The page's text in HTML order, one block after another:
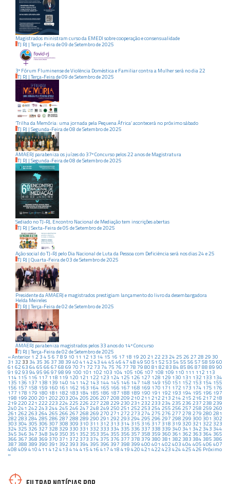
Magistrados ministram curso da EMEDI sobre cooperação e consensualidade
TJ RJ | Terça-Feirade09 deSetembrode2025
3º Fórum Fluminense de Violência Doméstica e Familiar contra a Mulher será no dia 22
TJ RJ | Terça-Feirade09 deSetembrode2025
‘Trilha da Memória: uma jornada pela Pequena África’ acontecerá no próximo sábado
TJ RJ | Segunda-Feirade08 deSetembrode2025
AMAERJ parabeniza os juízes do 37º Concurso pelos 22 anos de Magistratura
TJ RJ | Segunda-Feirade08 deSetembrode2025
Sediado no TJ-RJ, Encontro Nacional de Mediação tem inscrições abertas
TJ RJ | Sexta-Feirade05 deSetembrode2025
Ação social do TJ-RJ pelo Dia Nacional de Luta da Pessoa com Deficiência será nos dias 24 e 25
TJ RJ | Quarta-Feirade03 deSetembrode2025
Presidente da AMAERJ e magistrados prestigiam lançamento do livro da desembargadora
Helda Meireles
TJ RJ | Terça-Feirade02 deSetembrode2025
AMAERJ parabeniza magistrados pelos 33 anos do 14º Concurso
TJ RJ | Terça-Feirade02 deSetembrode2025
« Anterior 1 23 4 5 6 7 8 9 10 11 12 13 14 15 16 17 18 19 20 21 22 23 24 25 26 27 28 29 30
31 32 33 34 35 36 37 38 39 40 41 42 43 44 45 46 47 48 49 50 51 52 53 54 55 56 57 58 59 60
61 62 63 64 65 66 67 68 69 70 71 72 73 74 75 76 77 78 79 80 81 82 83 84 85 86 87 88 89 90
91 92 93 94 95 96 97 98 99 100 101 102 103 104 105 106 107 108 109 110 111 112 113
114 115 116 117 118 119 120 121 122 123 124 125 126 127 128 129 130 131 132 133 134
135 136 137 138 139 140 141 142 143 144 145 146 147 148 149 150 151 152 153 154 155
156 157 158 159 160 161 162 163 164 165 166 167 168 169 170 171 172 173 174 175 176
177 178 179 180 181 182 183 184 185 186 187 188 189 190 191 192 193 194 195 196 197
198 199 200 201 202 203 204 205 206 207 208 209 210 211 212 213 214 215 216 217 218
219 220 221 222 223 224 225 226 227 228 229 230 231 232 233 234 235 236 237 238 239
240 241 242 243 244 245 246 247 248 249 250 251 252 253 254 255 256 257 258 259 260
261 262 263 264 265 266 267 268 269 270 271 272 273 274 275 276 277 278 279 280 281
282 283 284 285 286 287 288 289 290 291 292 293 294 295 296 297 298 299 300 301 302
303 304 305 306 307 308 309 310 311 312 313 314 315 316 317 318 319 320 321 322 323
324 325 326 327 328 329 330 331 332 333 334 335 336 337 338 339 340 341 342 343 344
345 346 347 348 349 350 351 352 353 354 355 356 357 358 359 360 361 362 363 364 365
366 367 368 369 370 371 372 373 374 375 376 377 378 379 380 381 382 383 384 385 386
387 388 389 390 391 392 393 394 395 396 397 398 399 400 401 402 403 404 405 406 407
408 409 410 411 412 413 414 415 416 417 418 419 420 421 422 423 424 425 426 Próximo
»